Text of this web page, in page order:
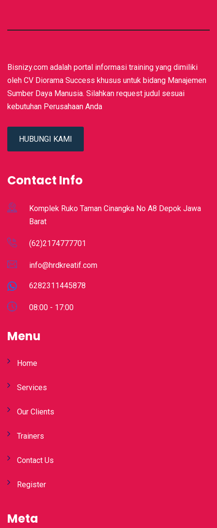
Bisnizy.com adalah portal informasi training yang dimiliki
oleh CV Diorama Success khusus untuk bidang Manajemen
Sumber Daya Manusia. Silahkan request judul sesuai
kebutuhan Perusahaan Anda
HUBUNGI KAMI
Contact Info
Komplek Ruko Taman Cinangka No A8 Depok Jawa
Barat
(62)2174777701
info@hrdkreatif.com
6282311445878
08:00 - 17:00
Menu
Home
Services
Our Clients
Trainers
Contact Us
Register
Meta